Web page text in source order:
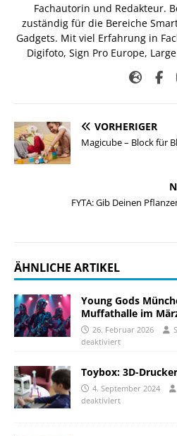
Fachautorin und Redakteur.
zuständig für die Bereiche
Gadgets. Mit viel Erfahrung in
Digifoto, Sign Pro Europe,
VORHERIGER
Magicube – Block für
FYTA: Gib Deinen
ÄHNLICHE ARTIKEL
Young Gods
Muffathalle im
26. Februar 2026
deaktiviert
Toybox: 3D-
4. September 2024
deaktiviert